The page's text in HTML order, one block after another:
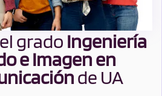
grado Ingeniería
e Imagen en
de UA